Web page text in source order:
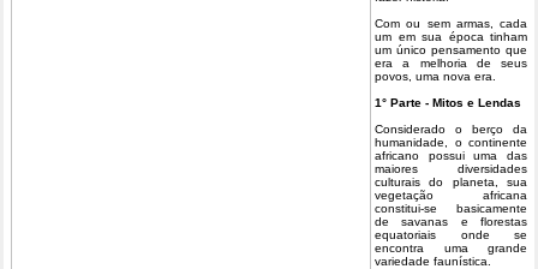
Com ou sem armas, cada
um em sua época tinham
um único pensamento que
era a melhoria de seus
povos, uma nova era.
1° Parte - Mitos e Lendas
Considerado o berço da
humanidade, o continente
africano possui uma das
maiores diversidades
culturais do planeta, sua
vegetação africana
constitui-se basicamente
de savanas e florestas
equatoriais onde se
encontra uma grande
variedade faunística.